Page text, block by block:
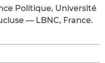
Politique, Université
— LBNC, France.